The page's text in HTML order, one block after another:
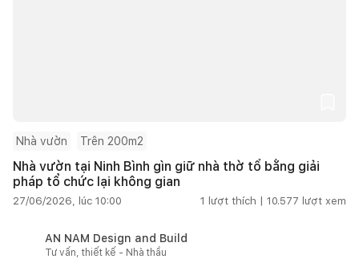
Nhà vườn Trên 200m2
Nhà vườn tại Ninh Bình gìn giữ nhà thờ tổ bằng giải
pháp tổ chức lại không gian
27/06/2026, lúc 10:00 1 lượt thích | 10.577 lượt xem
AN NAM Design and Build
Tư vấn, thiết kế - Nhà thầu